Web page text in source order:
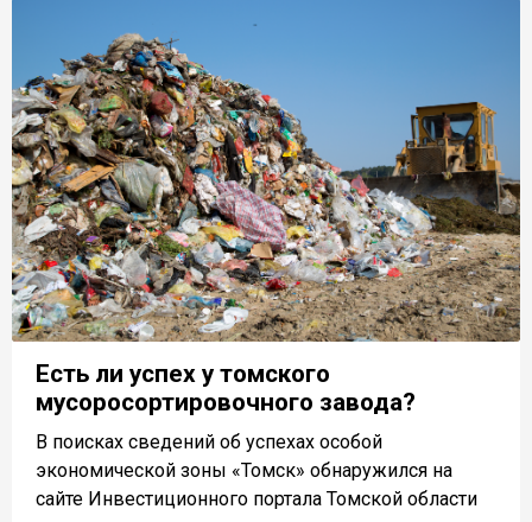
Есть ли успех у томского
мусоросортировочного завода?
В поисках сведений об успехах особой
экономической зоны «Томск» обнаружился на
сайте Инвестиционного портала Томской области